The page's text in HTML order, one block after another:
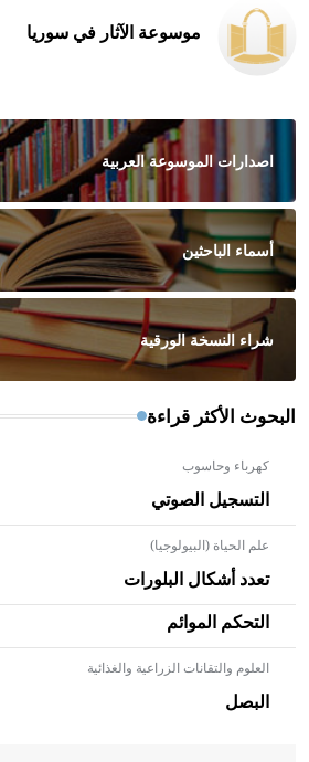
موسوعة الآثار في سوريا
اصدارات الموسوعة العربية
أسماء الباحثين
شراء النسخة الورقية
البحوث الأكثر قراءة
كهرباء وحاسوب
التسجيل الصوتي
علم الحياة (البيولوجيا)
تعدد أشكال البلورات
التحكم الموائم
العلوم والتقانات الزراعية والغذائية
البصل
- هل تعلم أن الأبلق نوع من الفنون
بالعمارة الإسلامية في بلاد الشام
المعمار على بناء مداميكه وخاصة في